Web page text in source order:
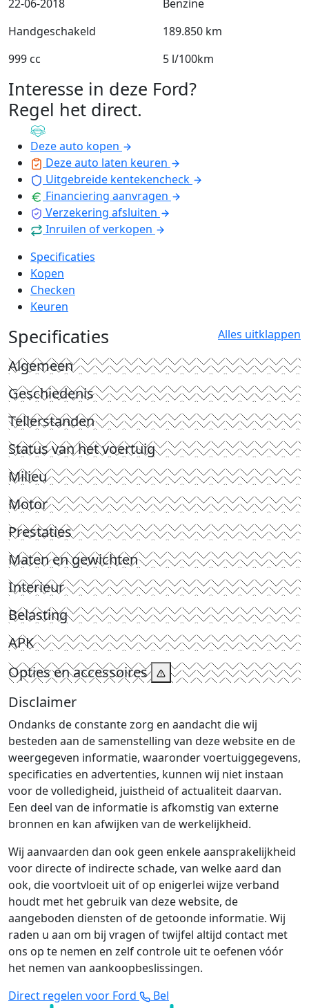
22-06-2018
Benzine
Handgeschakeld
189.850 km
999 cc
5 l/100km
Interesse in deze Ford?
Regel het direct.
Deze auto kopen
Deze auto laten keuren
Uitgebreide kentekencheck
Financiering aanvragen
Verzekering afsluiten
Inruilen of verkopen
Specificaties
Kopen
Checken
Keuren
Specificaties Alles uitklappen
Algemeen
Geschiedenis
Tellerstanden
Status van het voertuig
Milieu
Motor
Prestaties
Maten en gewichten
Interieur
Belasting
APK
Opties en accessoires
Disclaimer
Ondanks de constante zorg en aandacht die wij
besteden aan de samenstelling van deze website en de
weergegeven informatie, waaronder voertuiggegevens,
specificaties en advertenties, kunnen wij niet instaan
voor de volledigheid, juistheid of actualiteit daarvan.
Een deel van de informatie is afkomstig van externe
bronnen en kan afwijken van de werkelijkheid.
Wij aanvaarden dan ook geen enkele aansprakelijkheid
voor directe of indirecte schade, van welke aard dan
ook, die voortvloeit uit of op enigerlei wijze verband
houdt met het gebruik van deze website, de
aangeboden diensten of de getoonde informatie. Wij
raden u aan om bij vragen of twijfel altijd contact met
ons op te nemen en zelf controle uit te oefenen vóór
het nemen van aankoopbeslissingen.
Direct regelen voor Ford
Bel